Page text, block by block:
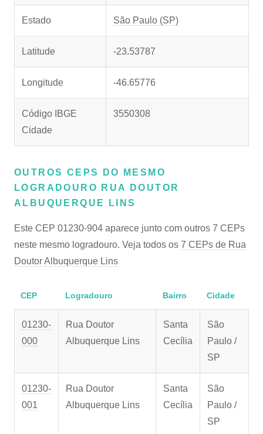
Estado São Paulo (SP)
Latitude -23.53787
Longitude -46.65776
Código IBGE
Cidade
3550308
OUTROS CEPS DO MESMO
LOGRADOURO RUA DOUTOR
ALBUQUERQUE LINS
Este CEP 01230-904 aparece junto com outros 7 CEPs
neste mesmo logradouro. Veja todos os 7 CEPs de Rua
Doutor Albuquerque Lins
CEP Logradouro Bairro Cidade
01230-
000
Rua Doutor
Albuquerque Lins
Santa
Cecília
São
Paulo /
SP
01230-
001
Rua Doutor
Albuquerque Lins
Santa
Cecília
São
Paulo /
SP